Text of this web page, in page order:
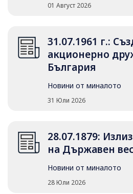
01 Август 2026
31.07.1961 г.:
акционерно
България
Новини от миналото
31 Юли 2026
28.07.1879:
на Държавен
Новини от миналото
28 Юли 2026